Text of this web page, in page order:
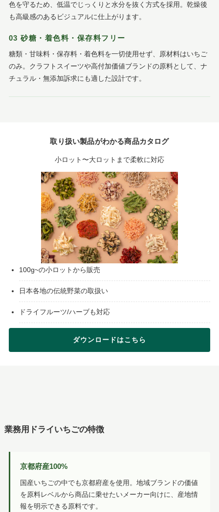
色を守るため、低温でじっくりと水分を抜く方式を採用。乾燥後
も高級感のあるビジュアルに仕上がります。
03 砂糖・着色料・保存料フリー
糖類・甘味料・保存料・着色料を一切使用せず、原材料はいちご
のみ。クラフトスイーツや高付加価値ブランドの原料として、ナ
チュラル・無添加訴求にも適した設計です。
取り扱い製品がわかる商品カタログ
小ロット〜大ロットまで柔軟に対応
100g~の小ロットから販売
日本各地の伝統野菜の取扱い
ドライフルーツ/ハーブも対応
ダウンロードはこちら
業務用ドライいちごの特徴
京都府産100%
国産いちごの中でも京都府産を使用。地域ブランドの価値
を原料レベルから商品に乗せたいメーカー向けに、産地情
報を明示できる原料です。